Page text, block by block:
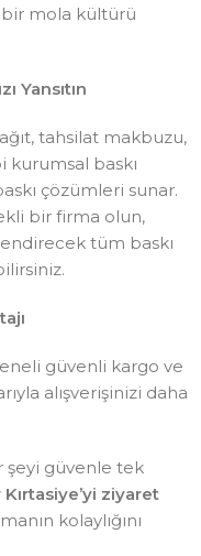
bir mola kültürü
Yansıtın
tahsilat makbuzu,
kurumsal baskı
çözümleri sunar.
bir firma olun,
tüm baskı
güvenli kargo ve
alışverişinizi daha
şeyi güvenle tek
ziyaret
kolaylığını